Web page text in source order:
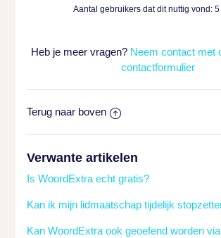
Aantal gebruikers dat dit nuttig vond: 5
Heb je meer vragen? Neem contact met
contactformulier
Terug naar boven
Verwante artikelen
Is WoordExtra echt gratis?
Kan ik mijn lidmaatschap tijdelijk
Kan WoordExtra ook geoefend worden